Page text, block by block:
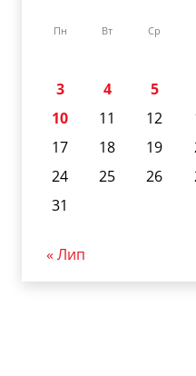
Пн Вт Ср
3
4 5
10
11 12
17
18 19
24
25 26
31
« Лип